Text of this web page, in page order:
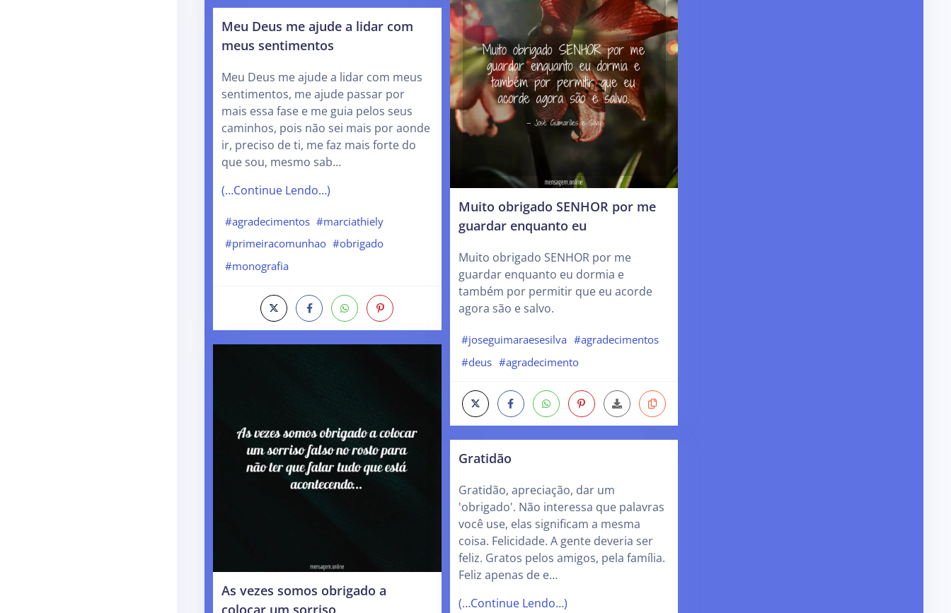
Meu Deus me ajude a lidar com
meus sentimentos
Meu Deus me ajude a lidar com meus
sentimentos, me ajude passar por
mais essa fase e me guia pelos seus
caminhos, pois não sei mais por aonde
ir, preciso de ti, me faz mais forte do
que sou, mesmo sab…
(…Continue Lendo…)
#agradecimentos #marciathiely
#primeiracomunhao #obrigado
#monografia
As vezes somos obrigado a
colocar um sorriso
Muito obrigado SENHOR por me
guardar enquanto eu
Muito obrigado SENHOR por me
guardar enquanto eu dormia e
também por permitir que eu acorde
agora são e salvo.
#joseguimaraesesilva #agradecimentos
#deus #agradecimento
Gratidão
Gratidão, apreciação, dar um
'obrigado'. Não interessa que palavras
você use, elas significam a mesma
coisa. Felicidade. A gente deveria ser
feliz. Gratos pelos amigos, pela família.
Feliz apenas de e…
(…Continue Lendo…)